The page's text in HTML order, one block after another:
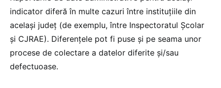
indicator diferă în multe cazuri între instituțiile din
același județ (de exemplu, între Inspectoratul Școlar
și CJRAE). Diferențele pot fi puse și pe seama unor
procese de colectare a datelor diferite și/sau
defectuoase.